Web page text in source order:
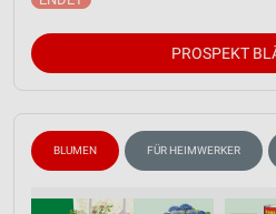
PROSPEKT
BLUMEN FÜR HEIMWERKER